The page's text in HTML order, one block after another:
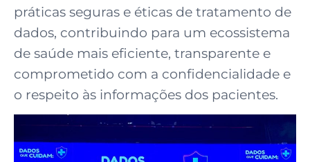
práticas seguras e éticas de tratamento de
dados, contribuindo para um ecossistema
de saúde mais eficiente, transparente e
comprometido com a confidencialidade e
o respeito às informações dos pacientes.